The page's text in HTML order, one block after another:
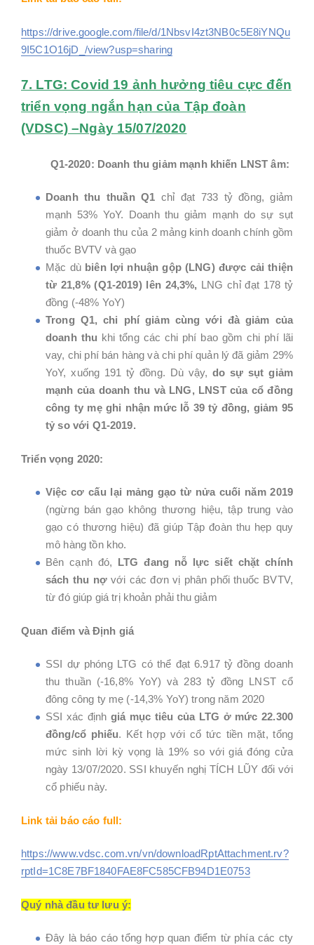
https://drive.google.com/file/d/1NbsvI4zt3NB0c5E8iYNQu
9I5C1O16jD_/view?usp=sharing
7. LTG: Covid 19 ảnh hưởng tiêu cực đến
triển vọng ngắn hạn của Tập đoàn
(VDSC) –Ngày 15/07/2020
Q1-2020: Doanh thu giảm mạnh khiến LNST âm:
Doanh thu thuần Q1 chỉ đạt 733 tỷ đồng, giảm
mạnh 53% YoY. Doanh thu giảm mạnh do sự sụt
giảm ở doanh thu của 2 mảng kinh doanh chính gồm
thuốc BVTV và gạo
Mặc dù biên lợi nhuận gộp (LNG) được cải thiện
từ 21,8% (Q1-2019) lên 24,3%, LNG chỉ đạt 178 tỷ
đồng (-48% YoY)
Trong Q1, chi phí giảm cùng với đà giảm của
doanh thu khi tổng các chi phí bao gồm chi phí lãi
vay, chi phí bán hàng và chi phí quản lý đã giảm 29%
YoY, xuống 191 tỷ đồng. Dù vậy,do sự sụt giảm
mạnh của doanh thu và LNG, LNST của cổ đồng
công ty mẹ ghi nhận mức lỗ 39 tỷ đồng, giảm 95
tỷ so với Q1-2019.
Triển vọng 2020:
Việc cơ cấu lại mảng gạo từ nửa cuối năm 2019
(ngừng bán gạo không thương hiệu, tập trung vào
gạo có thương hiệu) đã giúp Tập đoàn thu hẹp quy
mô hàng tồn kho.
Bên cạnh đó, LTG đang nỗ lực siết chặt chính
sách thu nợvới các đơn vị phân phối thuốc BVTV,
từ đó giúp giá trị khoản phải thu giảm
Quan điểm và Định giá
SSI dự phóng LTG có thể đạt 6.917 tỷ đồng doanh
thu thuần (-16,8% YoY) và 283 tỷ đồng LNST cổ
đông công ty mẹ (-14,3% YoY) trong năm 2020
SSI xác định giá mục tiêu của LTG ở mức 22.300
đồng/cổ phiếu. Kết hợp với cổ tức tiền mặt, tổng
mức sinh lời kỳ vọng là 19% so với giá đóng cửa
ngày 13/07/2020. SSI khuyến nghị TÍCH LŨY đối với
cổ phiếu này.
Link tải báo cáo full:
https://www.vdsc.com.vn/vn/downloadRptAttachment.rv?
rptId=1C8E7BF1840FAE8FC585CFB94D1E0753
Quý nhà đầu tư lưu ý:
Đây là báo cáo tổng hợp quan điểm từ phía các cty